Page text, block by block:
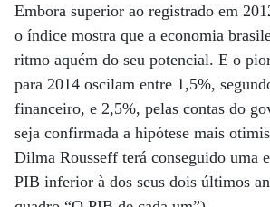
Embora superior ao registrado em
o índice mostra que a economia
ritmo aquém do seu potencial. E o
para 2014 oscilam entre 1,5%,
financeiro, e 2,5%, pelas contas do
seja confirmada a hipótese mais
Dilma Rousseff terá conseguido uma
PIB inferior à dos seus dois últimos